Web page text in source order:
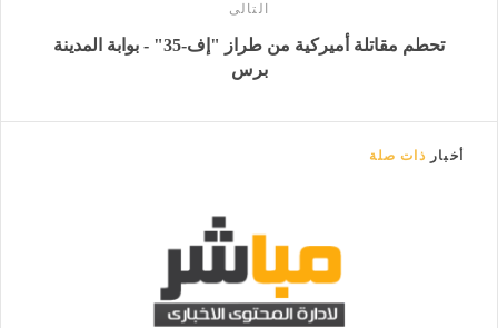
التالى
تحطم مقاتلة أميركية من طراز "إف-35" - بوابة المدينة
برس
أخبار ذات صلة